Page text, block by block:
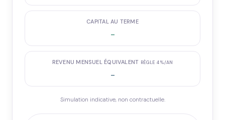
CAPITAL AU TERME
-
REVENU MENSUEL ÉQUIVALENT RÈGLE 4 %/AN
-
Simulation indicative, non contractuelle.